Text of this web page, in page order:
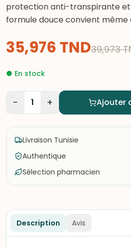
protection anti-transpirante
formule douce convient même
35,976 TND39,973
● En stock
− 1 + Ajouter
Livraison Tunisie
Authentique
Sélection pharmacien
Description Avis